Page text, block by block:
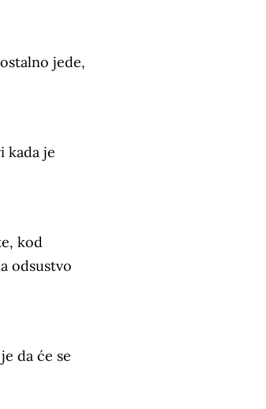
jede,
kada je
kod
odsustvo
da će se